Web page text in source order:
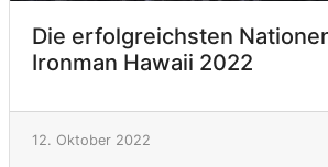
Die erfolgreichsten
Ironman Hawaii 2022
12. Oktober 2022